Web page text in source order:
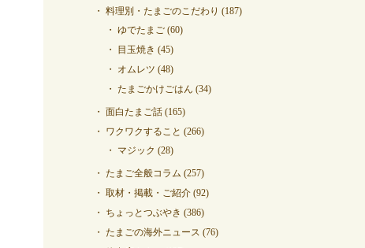
料理別・たまごのこだわり (187)
ゆでたまご (60)
目玉焼き (45)
オムレツ (48)
たまごかけごはん (34)
面白たまご話 (165)
ワクワクすること (266)
マジック (28)
たまご全般コラム (257)
取材・掲載・ご紹介 (92)
ちょっとつぶやき (386)
たまごの海外ニュース (76)